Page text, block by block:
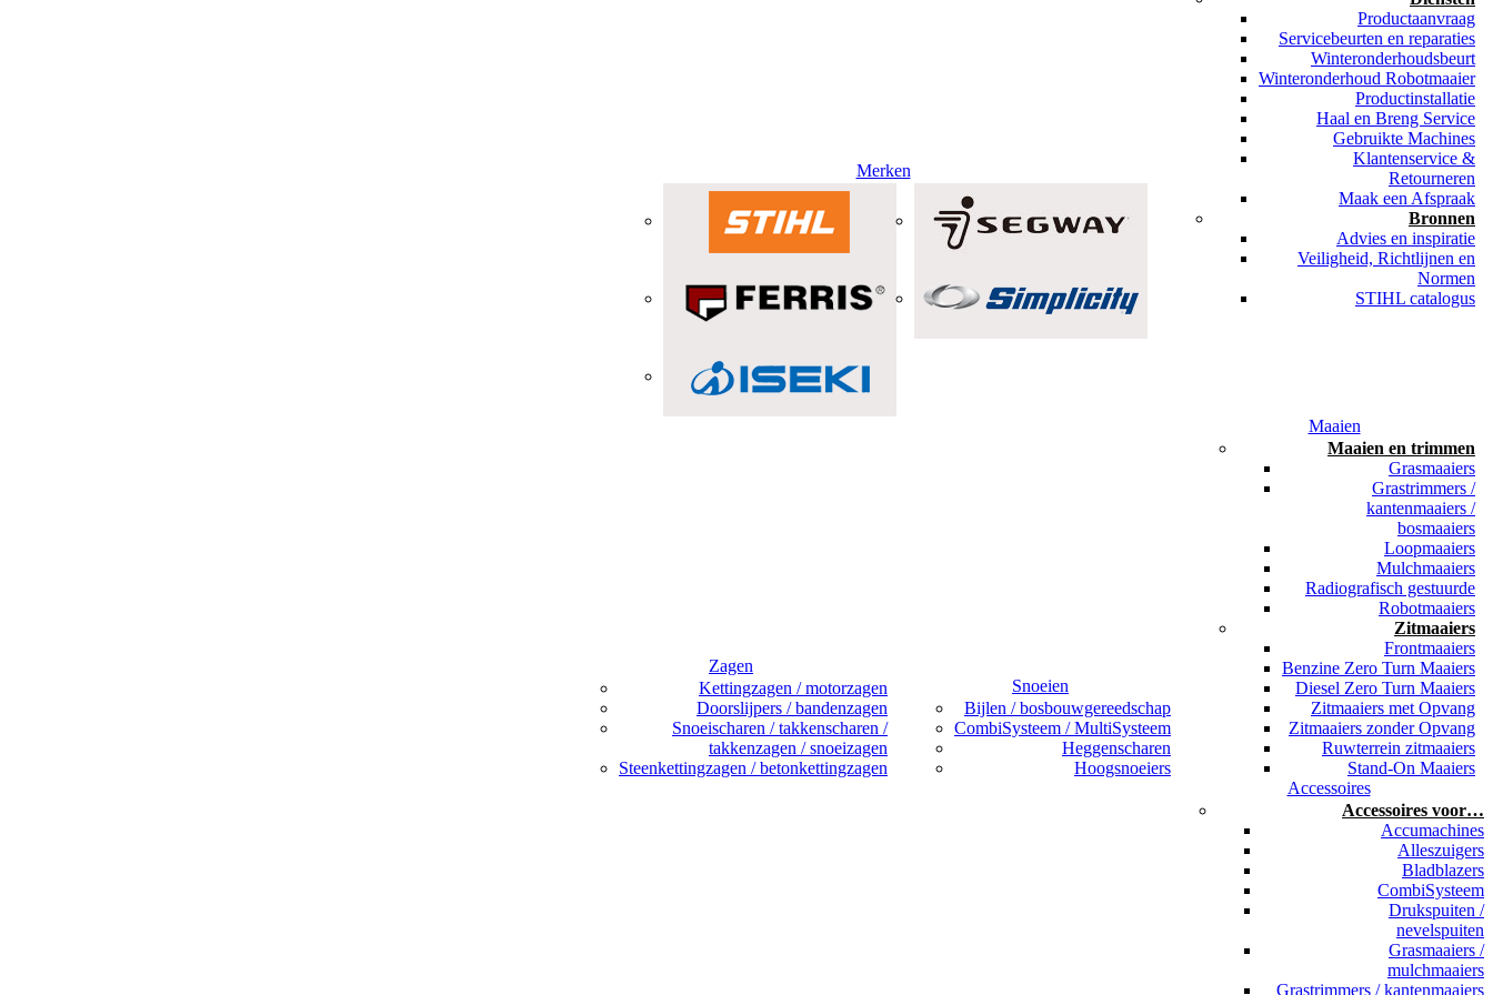
Merken
Productaanvraag
Servicebeurten en reparaties
Winteronderhoudsbeurt
Winteronderhoud Robotmaaier
Productinstallatie
Haal en Breng Service
Gebruikte Machines
Klantenservice &
Retourneren
Maak een Afspraak
Bronnen
Advies en inspiratie
Veiligheid, Richtlijnen en
Normen
STIHL catalogus
Zagen
Kettingzagen / motorzagen
Doorslijpers / bandenzagen
Snoeischaren / takkenscharen /
takkenzagen / snoeizagen
Steenkettingzagen / betonkettingzagen
Snoeien
Bijlen / bosbouwgereedschap
CombiSysteem / MultiSysteem
Heggenscharen
Hoogsnoeiers
Maaien
Maaien en trimmen
Grasmaaiers
Grastrimmers /
kantenmaaiers /
bosmaaiers
Loopmaaiers
Mulchmaaiers
Radiografisch gestuurde
Robotmaaiers
Zitmaaiers
Frontmaaiers
Benzine Zero Turn Maaiers
Diesel Zero Turn Maaiers
Zitmaaiers met Opvang
Zitmaaiers zonder Opvang
Ruwterrein zitmaaiers
Stand-On Maaiers
Accessoires
Accessoires voor…
Accumachines
Alleszuigers
Bladblazers
CombiSysteem
Drukspuiten /
nevelspuiten
Grasmaaiers /
mulchmaaiers
Grastrimmers / kantenmaaiers